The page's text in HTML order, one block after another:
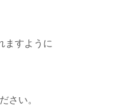
ますように
さい。